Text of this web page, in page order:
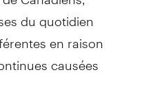
du quotidien
en raison
causées